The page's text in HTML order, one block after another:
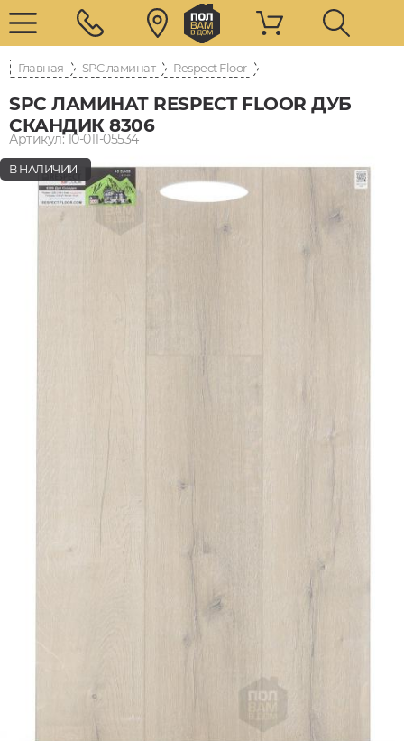
Главная SPC ламинат Respect Floor
SPC ЛАМИНАТ RESPECT FLOOR ДУБ
СКАНДИК 8306
Артикул: 10-011-05534
В НАЛИЧИИ